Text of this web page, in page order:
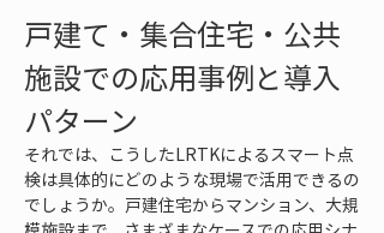
戸建て・集合住宅・公共
施設での応用事例と導入
パターン
それでは、こうしたLRTKによるスマート点
検は具体的にどのような現場で活用できるの
でしょうか。戸建住宅からマンション、大規